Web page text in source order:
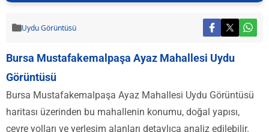
Uydu Görüntüsü
Bursa Mustafakemalpaşa Ayaz Mahallesi Uydu
Görüntüsü
Bursa Mustafakemalpaşa Ayaz Mahallesi Uydu Görüntüsü
haritası üzerinden bu mahallenin konumu, doğal yapısı,
çevre yolları ve yerleşim alanları detaylıca analiz edilebilir.